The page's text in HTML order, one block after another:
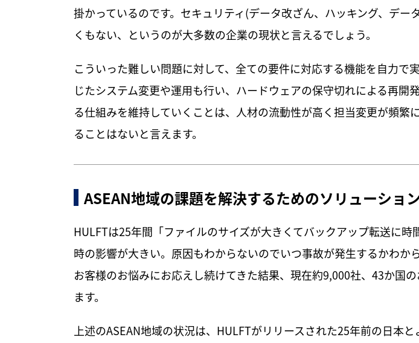
掛かっているのです。セキュリティ(データ改ざん、ハッキング、デー
くもない、というのが大多数の企業の現状と言えるでしょう。
こういった難しい問題に対して、全ての要件に対応する機能を自力で
じたシステム変更や運用も行い、ハードウェアの保守切れによる再開
る仕組みを維持していくことは、人材の流動性が高く担当変更が頻繁
ることはないと言えます。
ASEAN地域の課題を解決するためのソリューショ
HULFTは25年間「ファイルのサイズが大きくてバックアップ転送に
時の影響が大きい。原因もわからないのでいつ事故が発生するかわか
お客様のお悩みにお応えし続けてきた結果、現在約9,000社、43か国
ます。
上述のASEAN地域の状況は、HULFTがリリースされた25年前の日本